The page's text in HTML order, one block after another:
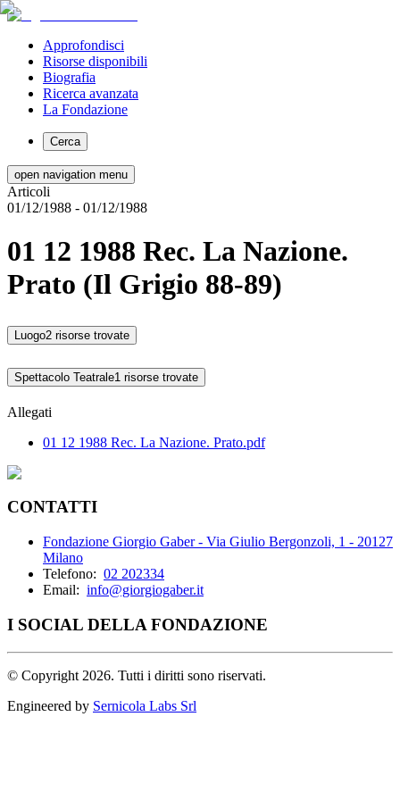
Approfondisci
Risorse disponibili
Biografia
Ricerca avanzata
La Fondazione
Cerca
open navigation menu
Articoli
01/12/1988 - 01/12/1988
01 12 1988 Rec. La Nazione.
Prato (Il Grigio 88-89)
Luogo2 risorse trovate
Spettacolo Teatrale1 risorse trovate
Allegati
01 12 1988 Rec. La Nazione. Prato.pdf
CONTATTI
Fondazione Giorgio Gaber - Via Giulio Bergonzoli, 1 - 20127
Milano
Telefono: 02 202334
Email: info@giorgiogaber.it
I SOCIAL DELLA FONDAZIONE
© Copyright 2026. Tutti i diritti sono riservati.
Engineered by Sernicola Labs Srl